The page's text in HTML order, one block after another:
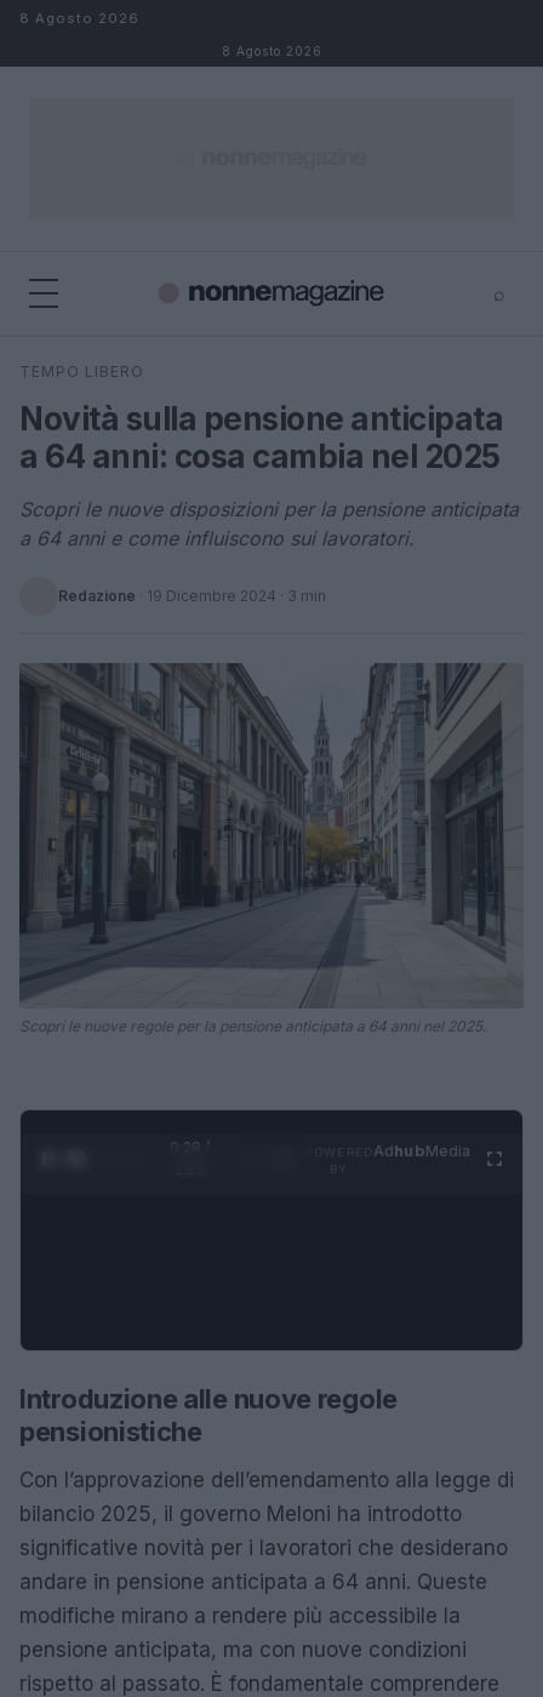
Salta al contenuto
8 Agosto 2026
8 Agosto 2026
⌕
Cerca
TEMPO LIBERO
Novità sulla pensione anticipata
a 64 anni: cosa cambia nel 2025
Scopri le nuove disposizioni per la pensione anticipata
a 64 anni e come influiscono sui lavoratori.
Redazione · 19 Dicembre 2024 · 3 min
Scopri le nuove regole per la pensione anticipata a 64 anni nel 2025.
0:28 /
AdhubMedia
Introduzione alle nuove regole
pensionistiche
Con l’approvazione dell’emendamento alla legge di
bilancio 2025, il governo Meloni ha introdotto
significative novità per i lavoratori che desiderano
andare in pensione anticipata a 64 anni. Queste
modifiche mirano a rendere più accessibile la
pensione anticipata, ma con nuove condizioni
rispetto al passato. È fondamentale comprendere